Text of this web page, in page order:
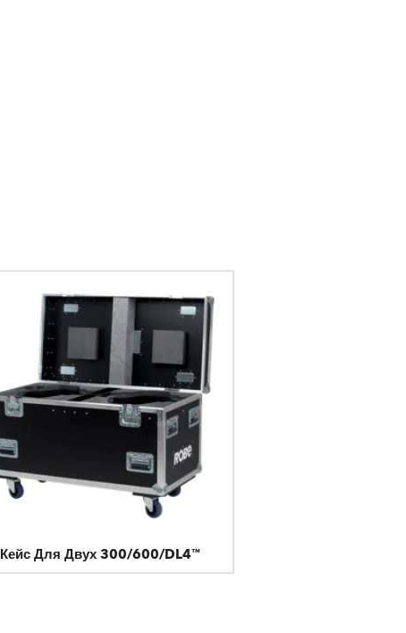
Кейс Для Двух 300/600/DL4™